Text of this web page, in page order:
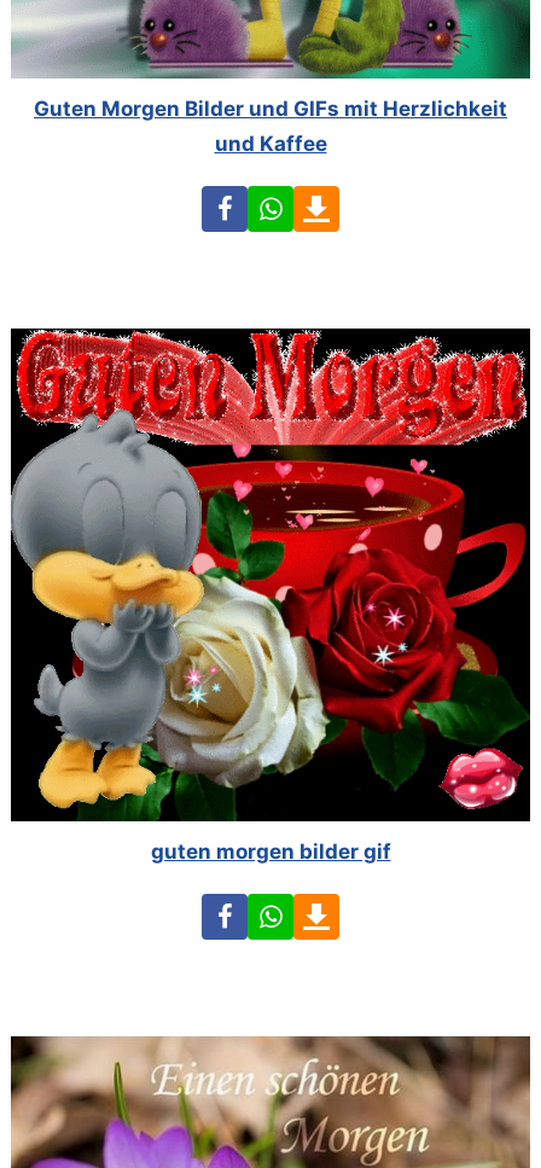
Guten Morgen Bilder und GIFs mit Herzlichkeit
und Kaffee
FacebookWhatsApp
guten morgen bilder gif
FacebookWhatsApp